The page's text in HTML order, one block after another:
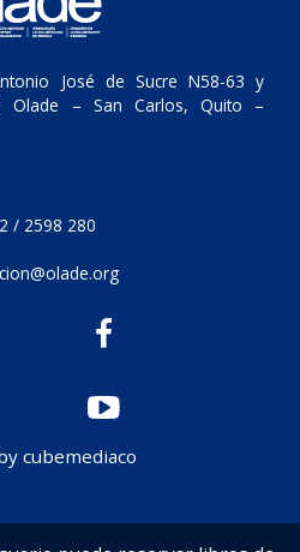
José de Sucre N58-63 y
Olade – San Carlos, Quito –
/ 2598 280
cubemediaco